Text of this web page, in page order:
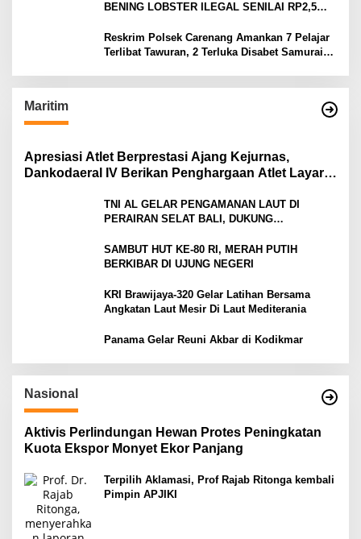
BENING LOBSTER ILEGAL SENILAI RP2,5
Reskrim Polsek Carenang Amankan 7 Pelajar
Terlibat Tawuran, 2 Terluka Disabet Samurai
Maritim
Apresiasi Atlet Berprestasi Ajang Kejurnas,
Dankodaeral IV Berikan Penghargaan Atlet Layar
TNI AL GELAR PENGAMANAN LAUT DI
PERAIRAN SELAT BALI, DUKUNG
SAMBUT HUT KE-80 RI, MERAH PUTIH
BERKIBAR DI UJUNG NEGERI
KRI Brawijaya-320 Gelar Latihan Bersama
Angkatan Laut Mesir Di Laut Mediterania
Panama Gelar Reuni Akbar di Kodikmar
Nasional
Aktivis Perlindungan Hewan Protes Peningkatan
Kuota Ekspor Monyet Ekor Panjang
Terpilih Aklamasi, Prof Rajab Ritonga kembali
Pimpin APJIKI